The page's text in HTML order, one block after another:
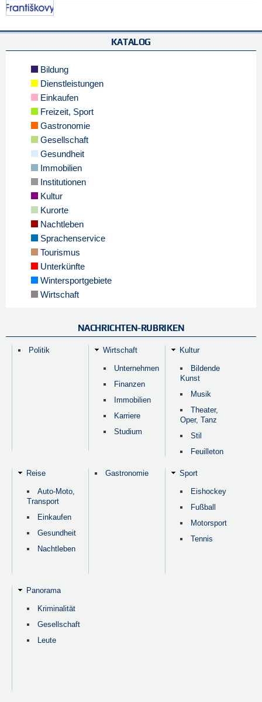
KATALOG
Bildung
Dienstleistungen
Einkaufen
Freizeit, Sport
Gastronomie
Gesellschaft
Gesundheit
Immobilien
Institutionen
Kultur
Kurorte
Nachtleben
Sprachenservice
Tourismus
Unterkünfte
Wintersportgebiete
Wirtschaft
NACHRICHTEN-RUBRIKEN
Politik Wirtschaft
Unternehmen
Finanzen
Immobilien
Karriere
Studium
Kultur
Bildende
Kunst
Musik
Theater,
Oper, Tanz
Stil
Feuilleton
Reise
Auto-Moto,
Transport
Einkaufen
Gesundheit
Nachtleben
Gastronomie Sport
Eishockey
Fußball
Motorsport
Tennis
Panorama
Kriminalität
Gesellschaft
Leute